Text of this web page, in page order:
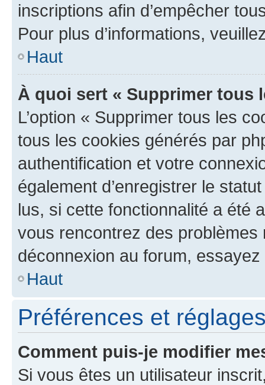
inscriptions afin d’empêcher
Pour plus d’informations,
Haut
À quoi sert « Supprimer tous
L’option « Supprimer tous les
tous les cookies générés par
authentification et votre
également d’enregistrer le
lus, si cette fonctionnalité a été
vous rencontrez des
déconnexion au forum,
Haut
Préférences et
Comment puis-je modifier
Si vous êtes un utilisateur